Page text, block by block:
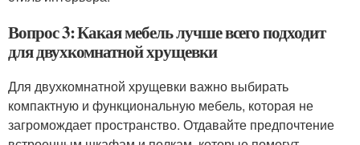
Вопрос 3: Какая мебель лучше всего подходит
для двухкомнатной хрущевки
Для двухкомнатной хрущевки важно выбирать
компактную и функциональную мебель, которая не
загромождает пространство. Отдавайте предпочтение